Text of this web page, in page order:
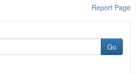
Report Page
Go